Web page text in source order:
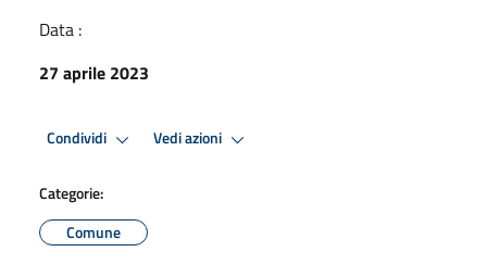
Data :
27 aprile 2023
Condividi Vedi azioni
Categorie:
Comune